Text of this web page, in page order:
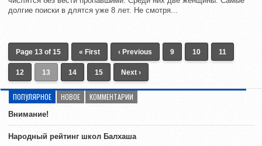
долгие поиски в длятся уже 8 лет. Не смотря...
Page 13 of 15 « First ‹ Previous 9 10 11
12 13 14 15 Next ›
ПОПУЛЯРНОЕ НОВОЕ КОММЕНТАРИИ
Внимание!
Народный рейтинг школ Балхаша